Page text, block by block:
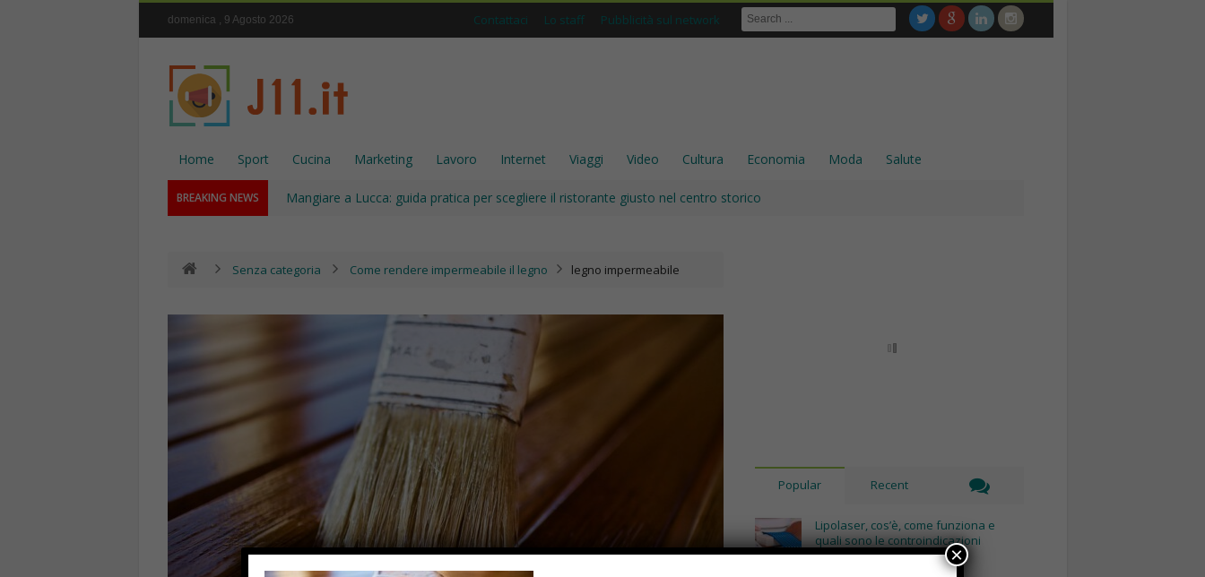
domenica , 9 Agosto 2026 Contattaci Lo staff Pubblicità sul network
Home Sport Cucina Marketing Lavoro Internet Viaggi Video Cultura Economia Moda Salute
BREAKING NEWS Mangiare a Lucca: guida pratica per scegliere il ristorante giusto nel centro storico
Senza categoria Come rendere impermeabile il legno legno impermeabile
Popular Recent
Lipolaser, cos’è, come funziona e
quali sono le controindicazioni
×